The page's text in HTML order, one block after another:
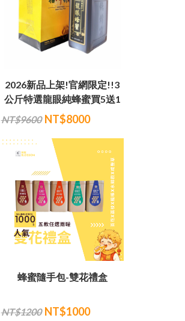
2026新品上架!官網限定!!3
公斤特選龍眼純蜂蜜買5送1
NT$9600 NT$8000
蜂蜜隨手包-雙花禮盒
NT$1200 NT$1000